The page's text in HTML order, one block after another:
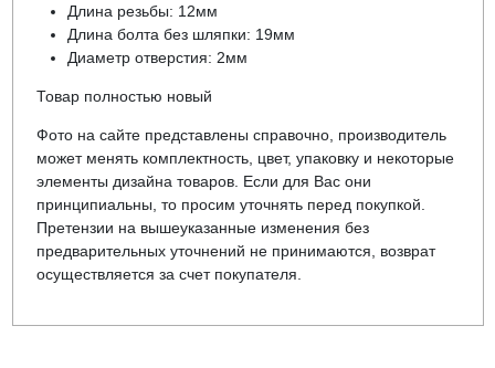
Длина резьбы: 12мм
Длина болта без шляпки: 19мм
Диаметр отверстия: 2мм
Товар полностью новый
Фото на сайте представлены справочно, производитель
может менять комплектность, цвет, упаковку и некоторые
элементы дизайна товаров. Если для Вас они
принципиальны, то просим уточнять перед покупкой.
Претензии на вышеуказанные изменения без
предварительных уточнений не принимаются, возврат
осуществляется за счет покупателя.